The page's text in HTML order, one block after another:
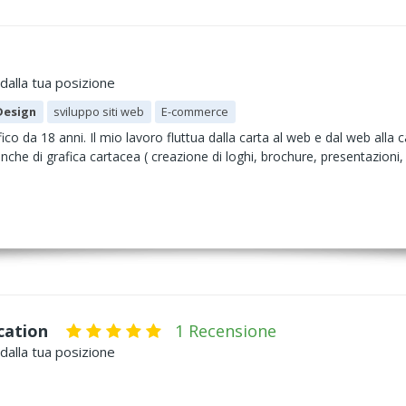
tua posizione
sviluppo siti web E-commerce
da 18 anni. Il mio lavoro fluttua dalla carta al web e dal web alla
di grafica cartacea ( creazione di loghi, brochure,
1 Recensione
tua posizione